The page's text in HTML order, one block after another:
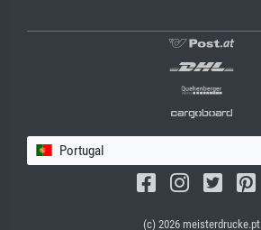
Portugal
(c) 2026 meisterdrucke.pt